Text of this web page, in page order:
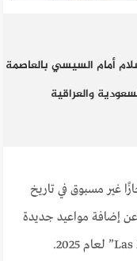
أمام السيسي بالعاصمة
والعراقية
غير مسبوق في تاريخ
إضافة مواعيد جديدة